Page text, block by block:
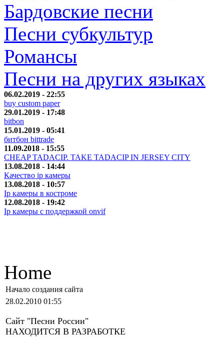
Бардовские песни
Песни субкультур
Романсы
Песни на других языках
06.02.2019 - 22:55
buy custom paper
29.01.2019 - 17:48
bitbon
15.01.2019 - 05:41
битбон bittrade
11.09.2018 - 15:55
CHEAP TADACIP. TAKE TADACIP IN JERSEY CITY
13.08.2018 - 14:44
Качество ip камеры
13.08.2018 - 10:57
Ip камеры в костроме
12.08.2018 - 19:42
Ip камеры с поддержкой onvif
Home
Начало создания сайта
28.02.2010 01:55
Сайт "Песни России"
НАХОДИТСЯ В РАЗРАБОТКЕ